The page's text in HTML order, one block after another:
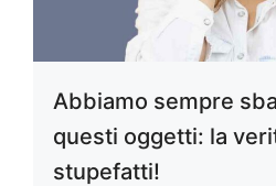
Abbiamo sempre
questi oggetti: la
stupefatti!